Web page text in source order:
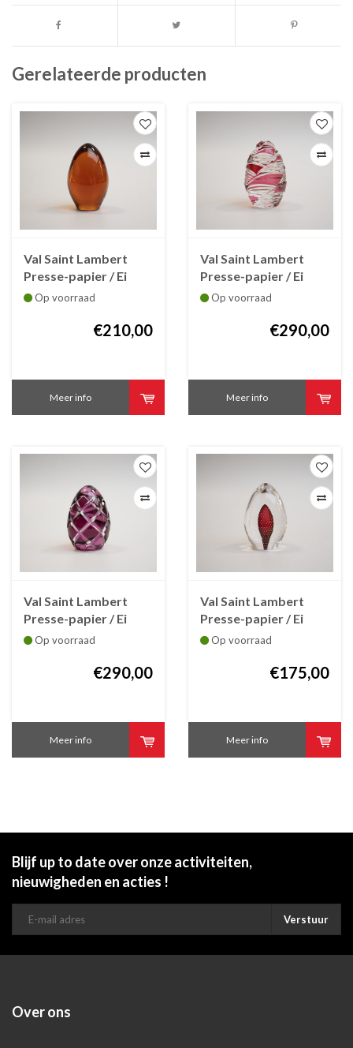
Gerelateerde producten
Val Saint Lambert
Presse-papier / Ei
kristal amber 97 mm
Op voorraad
€210,00
Meer info
Val Saint Lambert
Presse-papier / Ei
kristal rood geslepen
Op voorraad
€290,00
Meer info
Val Saint Lambert
Presse-papier / Ei
kristal fuchsia
Op voorraad
€290,00
Meer info
Val Saint Lambert
Presse-papier / Ei
kristal Symphony
Op voorraad
€175,00
Meer info
Blijf up to date over onze activiteiten,
nieuwigheden en acties !
Verstuur
Over ons